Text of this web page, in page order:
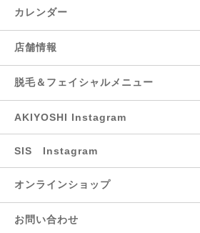
カレンダー
店舗情報
脱毛＆フェイシャルメニュー
AKIYOSHI Instagram
SIS Instagram
オンラインショップ
お問い合わせ